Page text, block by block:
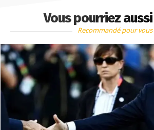
Vous pourriez
Recommandé pour vous